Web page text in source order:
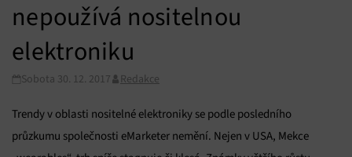
nepoužívá nositelnou
elektroniku
Sobota 30. 12. 2017 Redakce
Trendy v oblasti nositelné elektroniky se podle posledního
průzkumu společnosti eMarketer nemění. Nejen v USA, Mekce